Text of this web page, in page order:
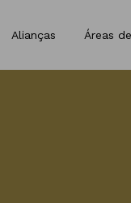
Alianças Áreas